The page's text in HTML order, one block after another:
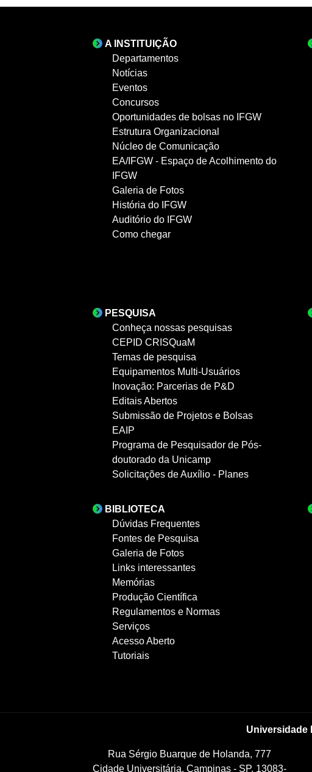
A INSTITUIÇÃO
Departamentos
Notícias
Eventos
Concursos
Oportunidades de bolsas no IFGW
Estrutura Organizacional
Núcleo de Comunicação
EA/IFGW - Espaço de Acolhimento do
IFGW
Galeria de Fotos
História do IFGW
Auditório do IFGW
Como chegar
PESQUISA
Conheça nossas pesquisas
CEPID CRISQuaM
Temas de pesquisa
Equipamentos Multi-Usuários
Inovação: Parcerias de P&D
Editais Abertos
Submissão de Projetos e Bolsas
EAIP
Programa de Pesquisador de Pós-
doutorado da Unicamp
Solicitações de Auxílio - Planes
BIBLIOTECA
Dúvidas Frequentes
Fontes de Pesquisa
Galeria de Fotos
Links interessantes
Memórias
Produção Científica
Regulamentos e Normas
Serviços
Acesso Aberto
Tutoriais
Universidade
Rua Sérgio Buarque de Holanda, 777
Cidade Universitária, Campinas - SP, 13083-